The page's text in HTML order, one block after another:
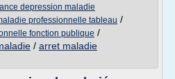
depression maladie
professionnelle tableau /
fonction publique /
/ arret maladie